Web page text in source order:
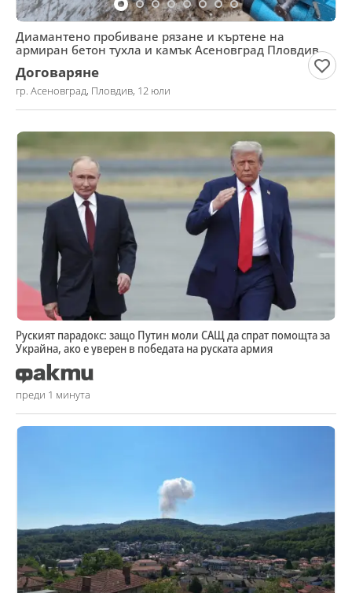
Диамантено пробиване рязане и къртене на
армиран бетон тухла и камък Асеновград Пловдив
Договаряне
гр. Асеновград, Пловдив, 12 юли
Руският парадокс: защо Путин моли САЩ да спрат помощта за
Украйна, ако е уверен в победата на руската армия
преди 1 минута